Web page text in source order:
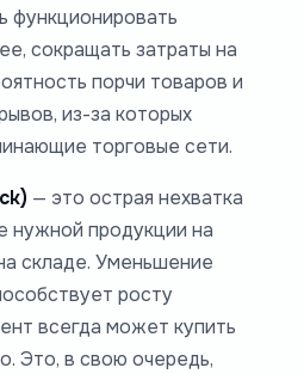
функционировать
сокращать затраты на
порчи товаров и
из-за которых
торговые сети.
— это острая нехватка
нужной продукции на
складе. Уменьшение
росту
всегда может купить
Это, в свою очередь,